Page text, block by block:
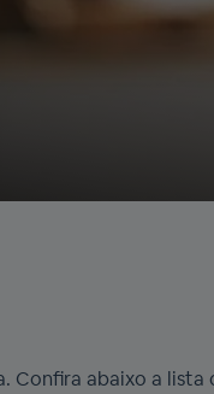
Confira abaixo a